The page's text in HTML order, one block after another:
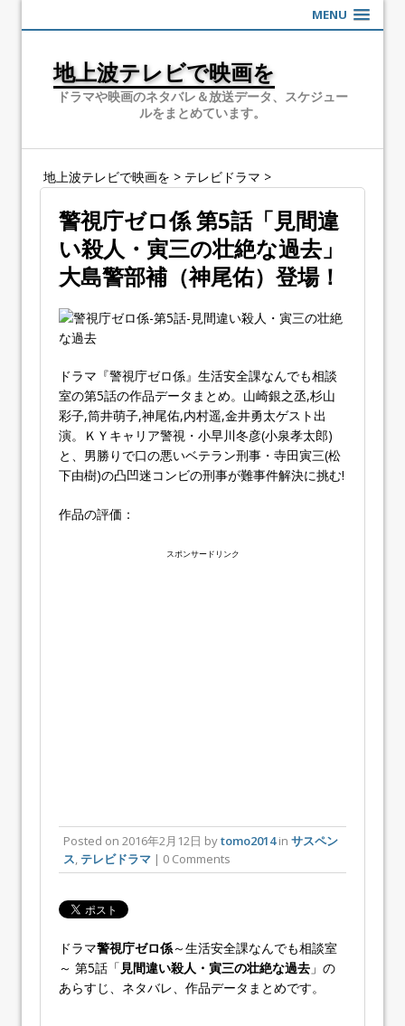
MENU
地上波テレビで映画を
ドラマや映画のネタバレ＆放送データ、スケジュー
ルをまとめています。
地上波テレビで映画を > テレビドラマ >
警視庁ゼロ係 第5話「見間違
い殺人・寅三の壮絶な過去」
大島警部補（神尾佑）登場！
ドラマ『警視庁ゼロ係』生活安全課なんでも相談
室の第5話の作品データまとめ。山崎銀之丞,杉山
彩子,筒井萌子,神尾佑,内村遥,金井勇太ゲスト出
演。ＫＹキャリア警視・小早川冬彦(小泉孝太郎)
と、男勝りで口の悪いベテラン刑事・寺田寅三(松
下由樹)の凸凹迷コンビの刑事が難事件解決に挑む!
作品の評価：
スポンサードリンク
Posted on 2016年2月12日 bytomo2014in サスペン
ス, テレビドラマ | 0 Comments
ドラマ警視庁ゼロ係～生活安全課なんでも相談室
～ 第5話「見間違い殺人・寅三の壮絶な過去 」の
あらすじ、ネタバレ、作品データまとめです。